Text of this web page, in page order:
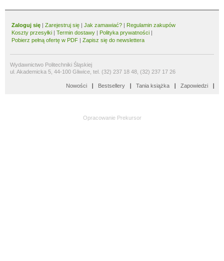
Zaloguj się | Zarejestruj się | Jak zamawiać? | Regulamin zakupów
Koszty przesyłki | Termin dostawy | Polityka prywatności |
Pobierz pełną ofertę w PDF | Zapisz się do newslettera
Wydawnictwo Politechniki Śląskiej
ul. Akademicka 5, 44-100 Gliwice, tel. (32) 237 18 48, (32) 237 17 26
Nowości Bestsellery Tania książka Zapowiedzi
Opracowanie Prekursor